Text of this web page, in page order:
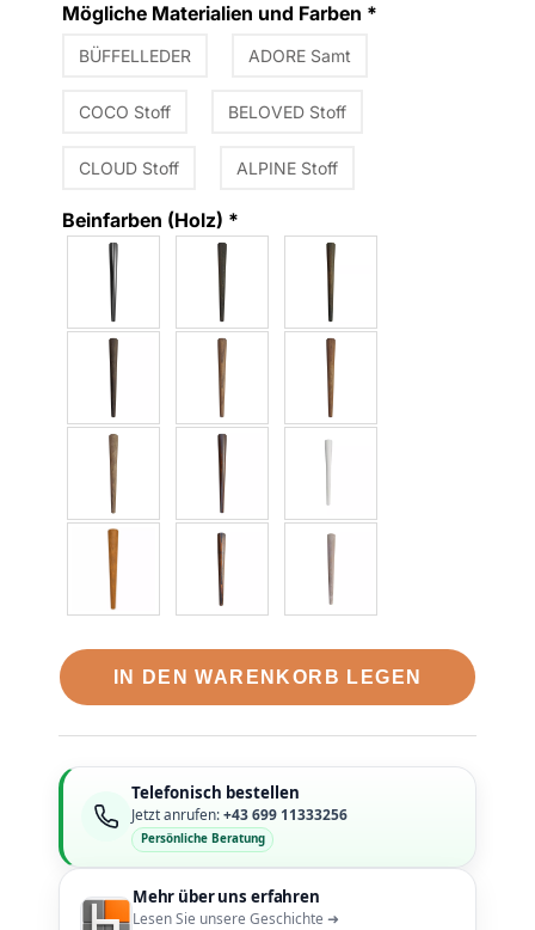
Mögliche Materialien und Farben *
BÜFFELLEDER ADORE Samt
COCO Stoff BELOVED Stoff
CLOUD Stoff ALPINE Stoff
Beinfarben (Holz) *
IN DEN WARENKORB LEGEN
Telefonisch bestellen
Jetzt anrufen:+43 699 11333256
Persönliche Beratung
Mehr über uns erfahren
Lesen Sie unsere Geschichte ➜